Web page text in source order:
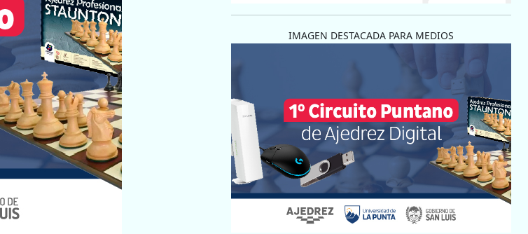
IMAGEN DESTACADA PARA MEDIOS